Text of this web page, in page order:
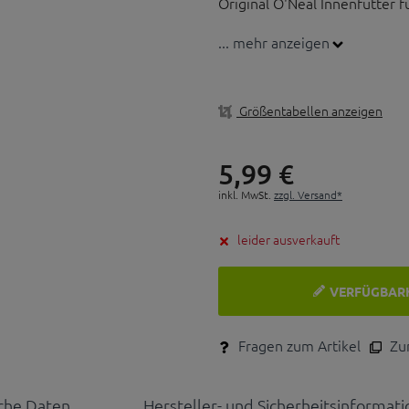
Wichtiger Hinweis: Es
Farbe: Schwarz
... mehr anzeigen
Größentabellen anzeigen
5,99 €
inkl. MwSt. zzgl. Versand*
leider ausverkauft
Fragen zum Artikel
Daten Hersteller- und